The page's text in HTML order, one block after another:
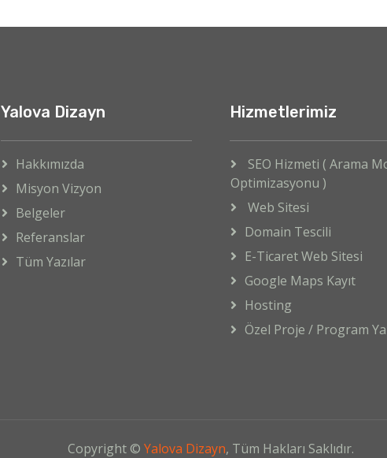
Yalova Dizayn
Hakkımızda
Misyon Vizyon
Belgeler
Referanslar
Tüm Yazılar
Hizmetlerimiz
SEO Hizmeti ( Arama
Optimizasyonu )
Web Sitesi
Domain Tescili
E-Ticaret Web Sitesi
Google Maps Kayıt
Hosting
Özel Proje / Program
Copyright © Yalova Dizayn, Tüm Hakları Saklıdır.